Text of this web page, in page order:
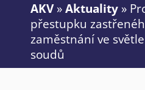
AKV» Aktuality »
přestupku
zaměstnání ve
soudů